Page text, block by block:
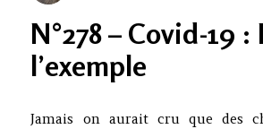
N°278 – Covid-19
l’exemple
Jamais on aurait cru que des